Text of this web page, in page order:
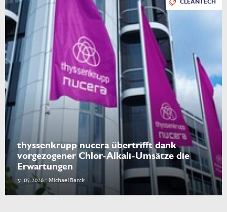
CLEANTECH
thyssenkrupp nucera übertrifft dank
vorgezogener Chlor-Alkali-Umsätze die
Erwartungen
31.07.2026 - Michael Barck